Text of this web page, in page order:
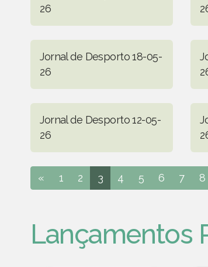
26
Jornal de Desporto 18-05-
26
Jornal de Desporto 12-05-
26
« 1 2 3 4 5 6 7 8
Lançamentos